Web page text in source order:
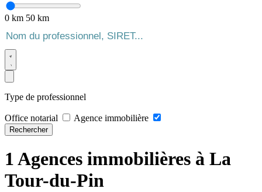
0 km 50 km
Type de professionnel
Office notarial Agence immobilière
Rechercher
1 Agences immobilières à La
Tour-du-Pin